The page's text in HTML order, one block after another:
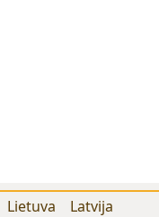
Lietuva Latvija